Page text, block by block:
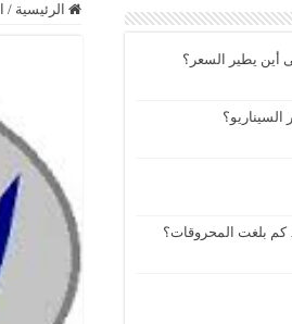
الرئيسية /
أين يطير السعر؟
كم بلغت المحروقات؟